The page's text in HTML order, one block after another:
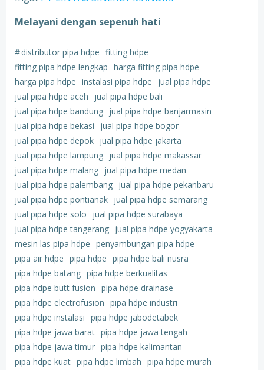
Melayani dengan sepenuh hati
#distributor pipa hdpe fitting hdpe
fitting pipa hdpe lengkap harga fitting pipa hdpe
harga pipa hdpe instalasi pipa hdpe
jual pipa hdpe
jual pipa hdpe aceh
jual pipa hdpe bali
jual pipa hdpe bandung jual pipa hdpe banjarmasin
jual pipa hdpe bekasi
jual pipa hdpe bogor
jual pipa hdpe depok jual pipa hdpe jakarta
jual pipa hdpe lampung jual pipa hdpe makassar
jual pipa hdpe malang jual pipa hdpe medan
jual pipa hdpe palembang jual pipa hdpe pekanbaru
jual pipa hdpe pontianak jual pipa hdpe semarang
jual pipa hdpe solo
jual pipa hdpe surabaya
jual pipa hdpe tangerang jual pipa hdpe yogyakarta
mesin las pipa hdpe penyambungan pipa hdpe
pipa air hdpe pipa hdpe pipa hdpe bali nusra
pipa hdpe batang pipa hdpe berkualitas
pipa hdpe butt fusion pipa hdpe drainase
pipa hdpe electrofusion pipa hdpe industri
pipa hdpe instalasi pipa hdpe jabodetabek
pipa hdpe jawa barat pipa hdpe jawa tengah
pipa hdpe jawa timur pipa hdpe kalimantan
pipa hdpe kuat pipa hdpe limbah pipa hdpe murah